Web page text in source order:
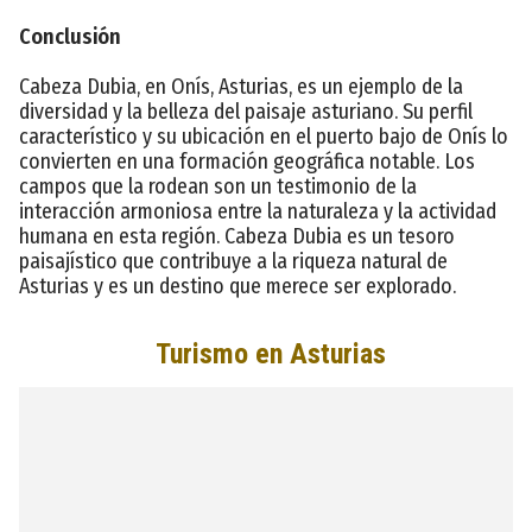
Conclusión
Cabeza Dubia, en Onís, Asturias, es un ejemplo de la
diversidad y la belleza del paisaje asturiano. Su perfil
característico y su ubicación en el puerto bajo de Onís lo
convierten en una formación geográfica notable. Los
campos que la rodean son un testimonio de la
interacción armoniosa entre la naturaleza y la actividad
humana en esta región. Cabeza Dubia es un tesoro
paisajístico que contribuye a la riqueza natural de
Asturias y es un destino que merece ser explorado.